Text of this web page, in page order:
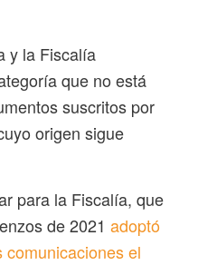
y la Fiscalía
que no está
suscritos por
origen sigue
para la Fiscalía, que
de 2021 adoptó
el